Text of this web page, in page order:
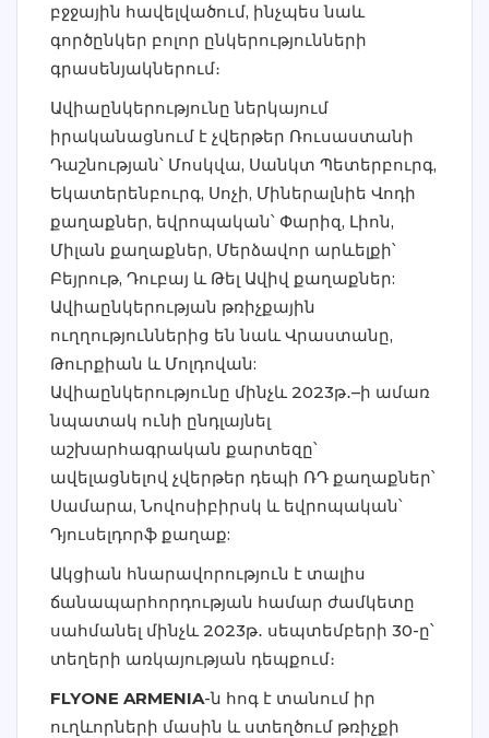
բջջային հավելվածում, ինչպես նաև
գործընկեր բոլոր ընկերությունների
գրասենյակներում։
Ավիաընկերությունը ներկայում
իրականացնում է չվերթեր Ռուսաստանի
Դաշնության՝ Մոսկվա, Սանկտ Պետերբուրգ,
Եկատերենբուրգ, Սոչի, Միներալնիե Վոդի
քաղաքներ, եվրոպական՝ Փարիզ, Լիոն,
Միլան քաղաքներ, Մերձավոր արևելքի՝
Բեյրութ, Դուբայ և Թել Ավիվ քաղաքներ:
Ավիաընկերության թռիչքային
ուղղություններից են նաև Վրաստանը,
Թուրքիան և Մոլդովան:
Ավիաընկերությունը մինչև 2023թ․–ի ամառ
նպատակ ունի ընդլայնել
աշխարհագրական քարտեզը՝
ավելացնելով չվերթեր դեպի ՌԴ քաղաքներ՝
Սամարա, Նովոսիբիրսկ և եվրոպական՝
Դյուսելդորֆ քաղաք:
Ակցիան հնարավորություն է տալիս
ճանապարհորդության համար ժամկետը
սահմանել մինչև 2023թ․ սեպտեմբերի 30-ը՝
տեղերի առկայության դեպքում։
FLYONE ARMENIA-ն հոգ է տանում իր
ուղևորների մասին և ստեղծում թռիչքի